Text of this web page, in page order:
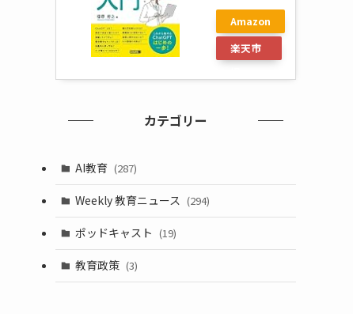
Amazon
楽天市
カテゴリー
AI教育 (287)
Weekly 教育ニュース (294)
ポッドキャスト (19)
教育政策 (3)